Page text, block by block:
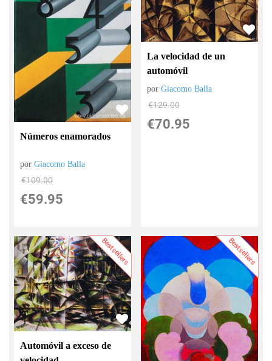
Números enamorados
porGiacomo Balla
€109.00
€59.95
La velocidad de un
automóvil
porGiacomo Balla
€129.00
€70.95
Bestsellers
Automóvil a exceso de
Bestsellers